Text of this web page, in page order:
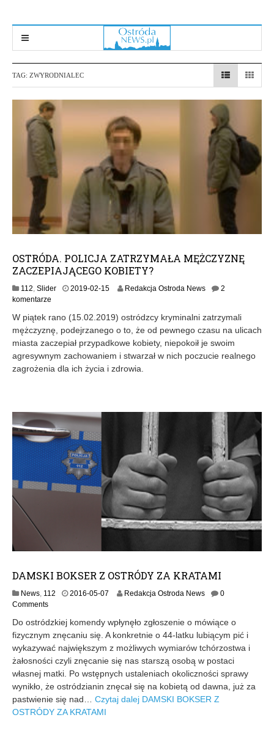
TAG: ZWYRODNIALEC
OSTRÓDA. POLICJA ZATRZYMAŁA MĘŻCZYZNĘ
ZACZEPIAJĄCEGO KOBIETY?
112, Slider 2019-02-152
9
-
0
2
Redakcja Ostroda News
2
komentarze
W piątek rano (15.02.2019) ostródzcy kryminalni zatrzymali
mężczyznę, podejrzanego o to, że od pewnego czasu na ulicach
miasta zaczepiał przypadkowe kobiety, niepokoił je swoim
agresywnym zachowaniem i stwarzał w nich poczucie realnego
zagrożenia dla ich życia i zdrowia.
DAMSKI BOKSER Z OSTRÓDY ZA KRATAMI
News, 112 2016-05-07
6
-
0
5
0
8
Redakcja Ostroda News
0
Comments
Do ostródzkiej komendy wpłynęło zgłoszenie o mówiące o
fizycznym znęcaniu się. A konkretnie o 44-latku lubiącym pić i
wykazywać największym z możliwych wymiarów tchórzostwa i
żałosności czyli znęcanie się nas starszą osobą w postaci
własnej matki. Po wstępnych ustaleniach okoliczności sprawy
wynikło, że ostródzianin znęcał się na kobietą od dawna, już za
pastwienie się nad… Czytaj dalej DAMSKI BOKSER Z
OSTRÓDY ZA KRATAMI